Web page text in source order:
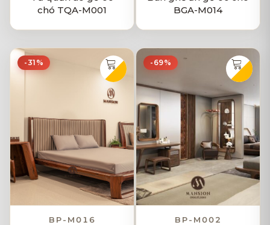
chó TQA-M001
BGA-M014
-31%
BP-M016
-69%
BP-M002